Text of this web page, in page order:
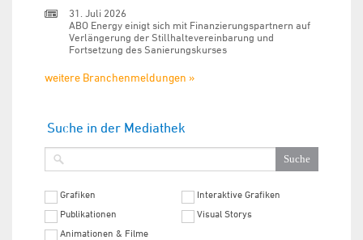
31. Juli 2026
ABO Energy einigt sich mit Finanzierungspartnern auf
Verlängerung der Stillhaltevereinbarung und
Fortsetzung des Sanierungskurses
weitere Branchenmeldungen »
Suche in der Mediathek
Grafiken
Interaktive Grafiken
Publikationen
Visual Storys
Animationen & Filme